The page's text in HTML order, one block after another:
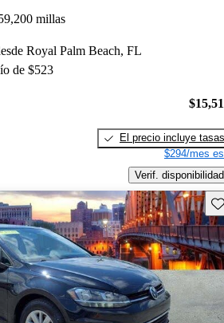
millas
Royal Palm Beach, FL
de $523
El precio incluye tasas
$294/mes
Verif. disponibilidad